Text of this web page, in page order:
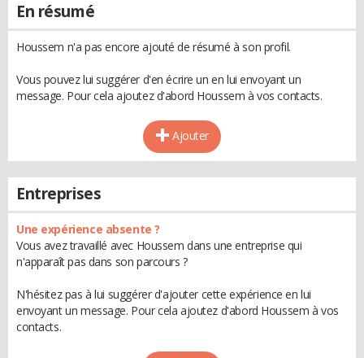
En résumé
Houssem n'a pas encore ajouté de résumé à son profil.
Vous pouvez lui suggérer d'en écrire un en lui envoyant un
message. Pour cela ajoutez d'abord Houssem à vos contacts.
Ajouter
Entreprises
Une expérience absente ?
Vous avez travaillé avec Houssem dans une entreprise qui
n'apparaît pas dans son parcours ?
N'hésitez pas à lui suggérer d'ajouter cette expérience en lui
envoyant un message. Pour cela ajoutez d'abord Houssem à vos
contacts.